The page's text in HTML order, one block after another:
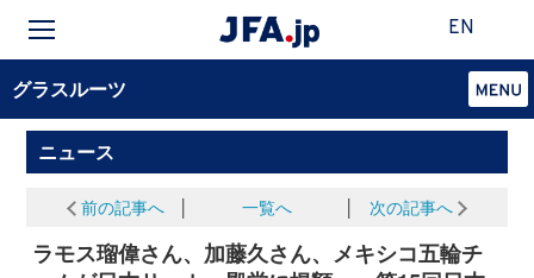
EN
グラスルーツ
ニュース
前の記事へ 一覧へ 次の記事へ
ラモス瑠偉さん、加藤久さん、メキシコ五輪チ